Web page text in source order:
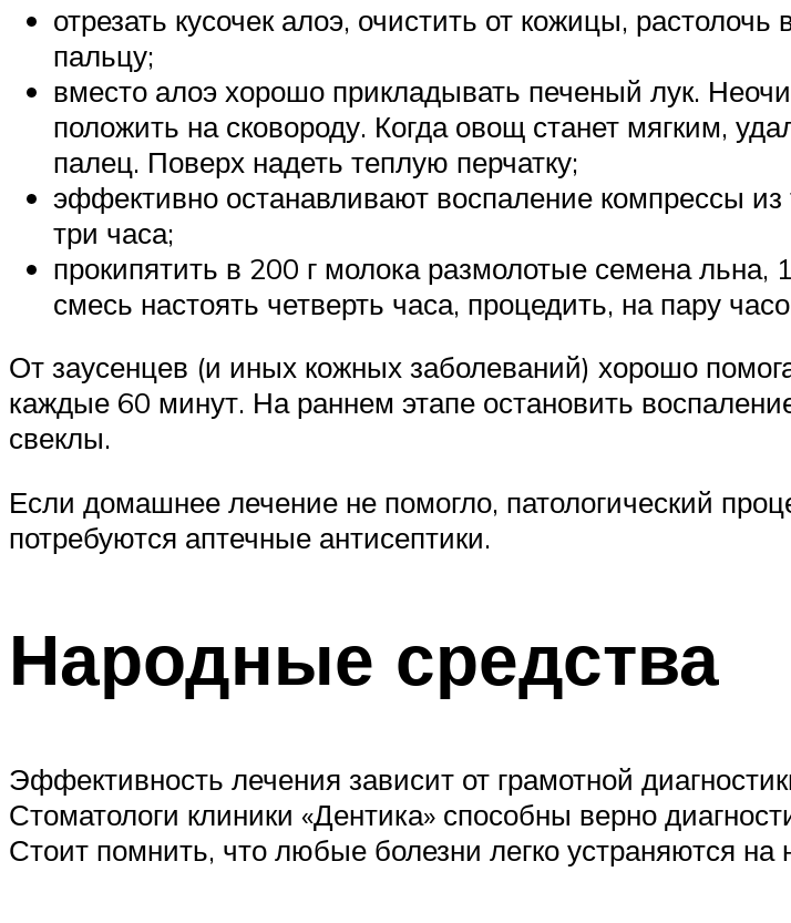
отрезать кусочек алоэ, очистить от кожицы,
пальцу;
вместо алоэ хорошо прикладывать печеный лук.
положить на сковороду. Когда овощ станет мягким,
палец. Поверх надеть теплую перчатку;
эффективно останавливают воспаление компрессы
три часа;
прокипятить в 200 г молока размолотые семена
смесь настоять четверть часа, процедить, на пару
От заусенцев (и иных кожных заболеваний) хорошо
каждые 60 минут. На раннем этапе остановить
свеклы.
Если домашнее лечение не помогло, патологический
потребуются аптечные антисептики.
Народные средства
Эффективность лечения зависит от грамотной
Стоматологи клиники «Дентика» способны верно
Стоит помнить, что любые болезни легко устраняются на